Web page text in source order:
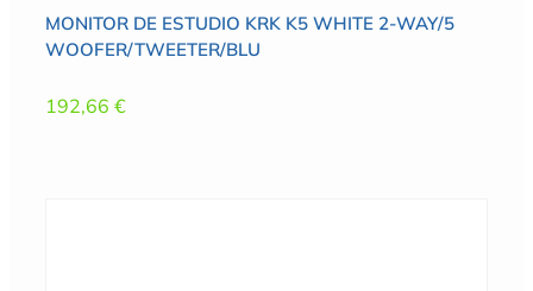
MONITOR DE ESTUDIO KRK K5 WHITE 2-WAY/5
WOOFER/TWEETER/BLU
192,66 €